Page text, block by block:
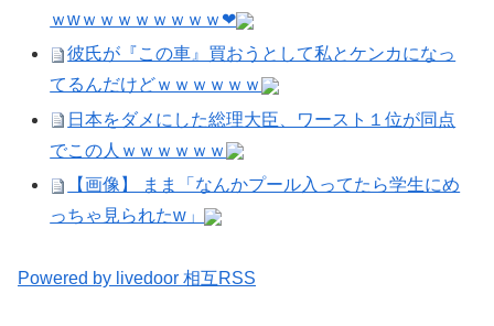
ｗwｗｗｗｗｗｗｗｗ❤
彼氏が『この車』買おうとして私とケンカになっ
てるんだけどｗｗｗｗｗｗ
日本をダメにした総理大臣、ワースト１位が同点
でこの人ｗｗｗｗｗｗ
【画像】 まま「なんかプール入ってたら学生にめ
っちゃ見られたw」
Powered by livedoor 相互RSS